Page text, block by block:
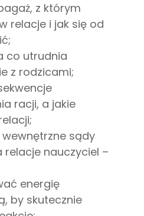
z którym
relacje i jak się od
co utrudnia
z rodzicami;
racji, a jakie
sądy
relacje nauczyciel –
energię
by skutecznie